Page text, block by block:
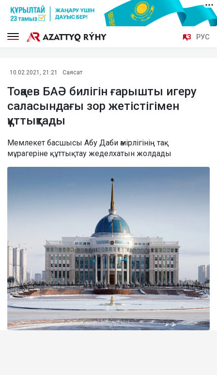
ҚАЗ РУС
10.02.2021, 21:21 Саясат
Тоқаев БАӘ билігін ғарышты игеру
саласындағы зор жетістігімен
құттықтады
Мемлекет басшысы Абу Даби әмірлігінің тақ
мұрагеріне құттықтау жеделхатын жолдады